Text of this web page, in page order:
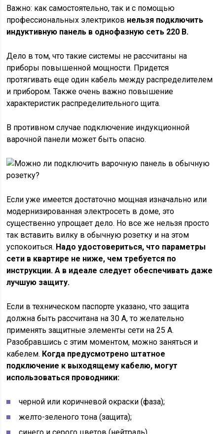
Важно: как самостоятельно, так и с помощью
профессиональных электриков нельзя подключить
индуктивную панель в однофазную сеть 220 В.
Дело в том, что такие системы не рассчитаны на
приборы повышенной мощности. Придется
протягивать еще один кабель между распределителем
и прибором. Также очень важно повышение
характеристик распределительного щита.
В противном случае подключение индукционной
варочной панели может быть опасно.
Если уже имеется достаточно мощная изначально или
модернизированная электросеть в доме, это
существенно упрощает дело. Но все же нельзя просто
так вставить вилку в обычную розетку и на этом
успокоиться. Надо удостовериться, что параметры
сети в квартире не ниже, чем требуется по
инструкции. А в идеале следует обеспечивать даже
лучшую защиту.
Если в техническом паспорте указано, что защита
должна быть рассчитана на 30 А, то желательно
применять защитные элементы сети на 25 А.
Разобравшись с этим моментом, можно заняться и
кабелем. Когда предусмотрено штатное
подключение к выходящему кабелю, могут
использоваться проводники:
черной или коричневой окраски (фаза);
желто-зеленого тона (защита);